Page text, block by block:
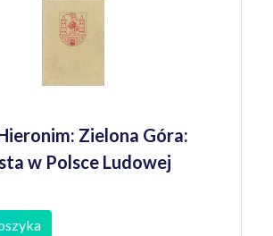
Zielona Góra:
w Polsce Ludowej